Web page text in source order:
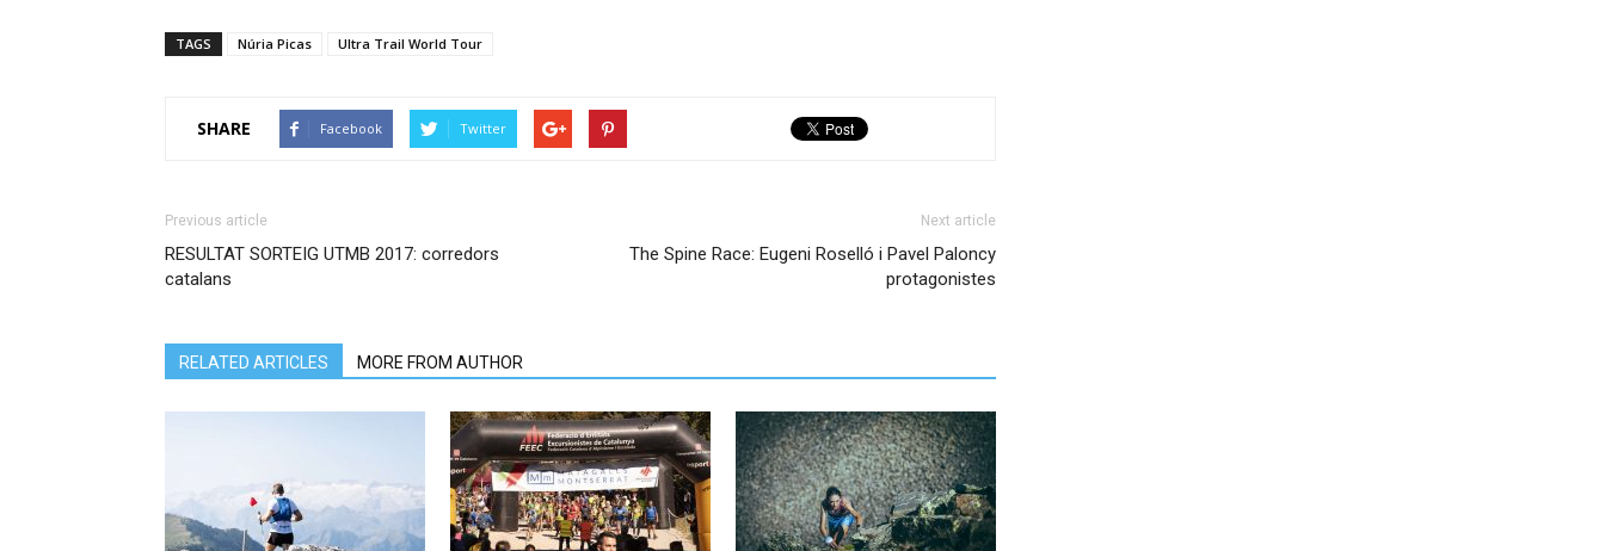
TAGS Núria Picas Ultra Trail World Tour
SHARE Facebook Twitter
Previous article
RESULTAT SORTEIG UTMB 2017: corredors
catalans
Next article
The Spine Race: Eugeni Roselló i Pavel Paloncy
protagonistes
RELATED ARTICLES MORE FROM AUTHOR